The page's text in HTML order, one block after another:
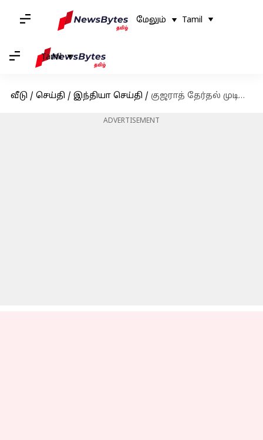
மேலும் Tamil
Tamil
வீடு / செய்தி / இந்தியா செய்தி / குஜராத் தேர்தல் முடிவுகள்: வெற்றி வாகை சூடிய பாஜக!
ADVERTISEMENT